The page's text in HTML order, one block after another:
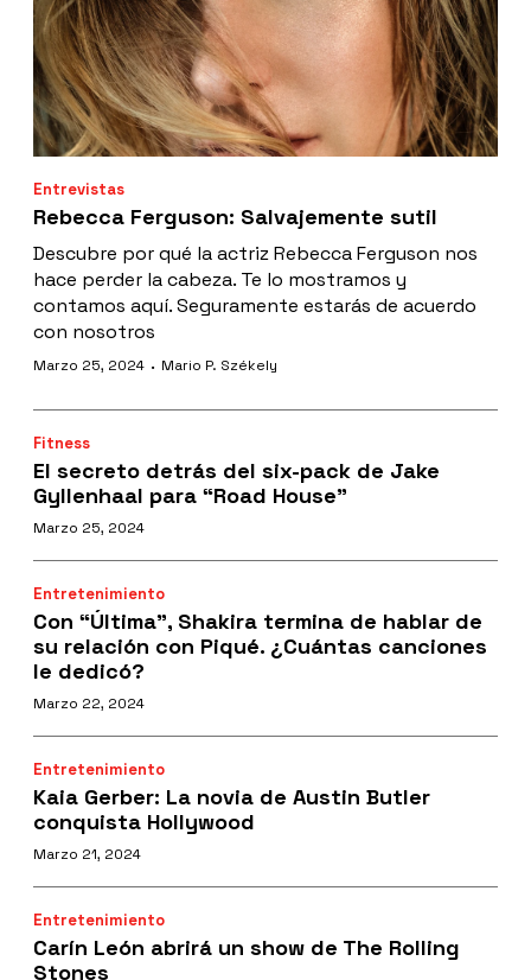
Entrevistas
Rebecca Ferguson: Salvajemente sutil
Descubre por qué la actriz Rebecca Ferguson nos
hace perder la cabeza. Te lo mostramos y
contamos aquí. Seguramente estarás de acuerdo
con nosotros
Marzo 25, 2024 · Mario P. Székely
Fitness
El secreto detrás del six-pack de Jake
Gyllenhaal para “Road House”
Marzo 25, 2024
Entretenimiento
Con “Última”, Shakira termina de hablar de
su relación con Piqué. ¿Cuántas canciones
le dedicó?
Marzo 22, 2024
Entretenimiento
Kaia Gerber: La novia de Austin Butler
conquista Hollywood
Marzo 21, 2024
Entretenimiento
Carín León abrirá un show de The Rolling
Stones